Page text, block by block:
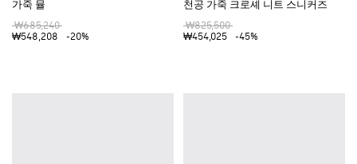
가죽 뮬
₩685,240
₩548,208
-20%
천공 가죽 크로셰 니트 스니커즈
₩825,500
₩454,025
-45%